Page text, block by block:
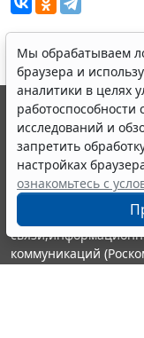
Мы обрабатываем
браузера и
аналитики в целях
работоспособности
исследований и
запретить
настройках
ознакомьтесь с
© ООО "НПП
выпускается с 1990
являются
информации ГАРАНТ.
Портал ГАРАНТ.РУ
издания
коммуникаций